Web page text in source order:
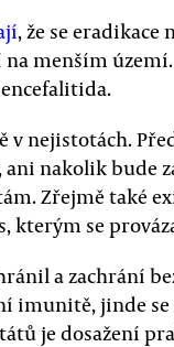
, že se eradikace
menším
v nejistotách.
nakolik bude
Zřejmě také
kterým se
a zachrání
imunitě, jinde se
je dosažení